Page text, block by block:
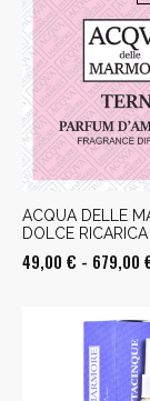
ACQUA DELLE
DOLCE RICARICA
49,00 € - 679,00